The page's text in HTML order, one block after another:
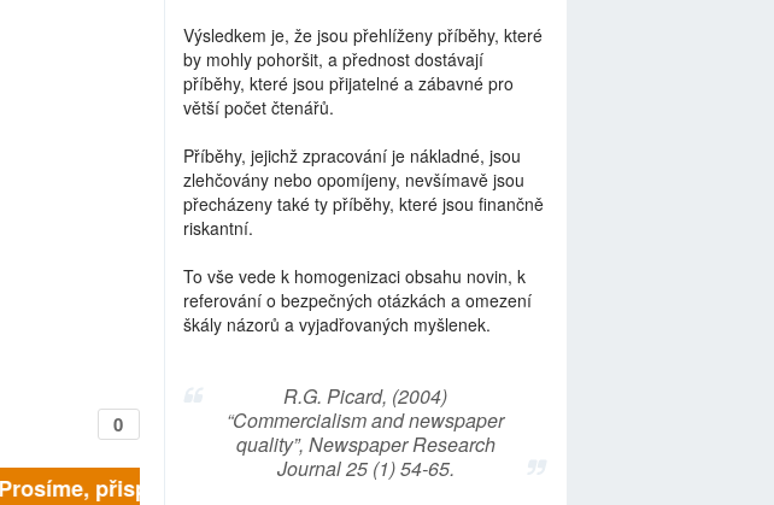
0
přispějte. ➥
Výsledkem je, že jsou přehlíženy příběhy, které
by mohly pohoršit, a přednost dostávají
příběhy, které jsou přijatelné a zábavné pro
větší počet čtenářů.
Příběhy, jejichž zpracování je nákladné, jsou
zlehčovány nebo opomíjeny, nevšímavě jsou
přecházeny také ty příběhy, které jsou finančně
riskantní.
To vše vede k homogenizaci obsahu novin, k
referování o bezpečných otázkách a omezení
škály názorů a vyjadřovaných myšlenek.
R.G. Picard, (2004)
“Commercialism and newspaper
quality”, Newspaper Research
Journal 25 (1) 54-65.